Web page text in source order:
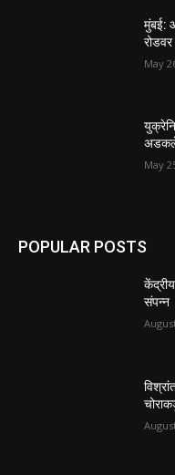
मुंबई:
May
May
POPULAR POSTS
संपन्न